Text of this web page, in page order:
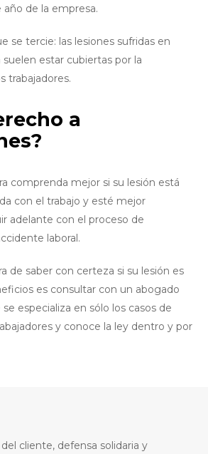
de la empresa.
se tercie: las lesiones sufridas en
estar cubiertas por la
trabajadores.
a
comprenda mejor si su lesión está
con el trabajo y esté mejor
adelante con el proceso de
laboral.
de saber con certeza si su lesión es
es consultar con un abogado
especializa en sólo los casos de
y conoce la ley dentro y por
cliente, defensa solidaria y